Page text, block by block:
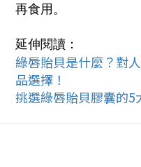
再食用。
延伸閱讀：
綠唇貽貝是什麼？對
品選擇！
挑選綠唇貽貝膠囊的5